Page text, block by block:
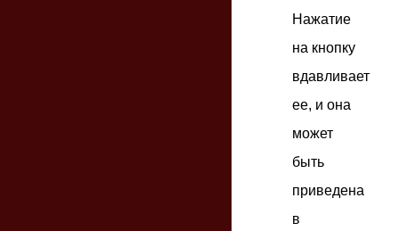
Нажатие
на кнопку
вдавливает
ее, и она
может
быть
приведена
в